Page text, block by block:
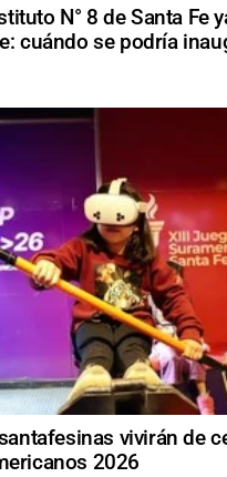
N° 8 de Santa Fe
cuándo se podría
vivirán de
2026